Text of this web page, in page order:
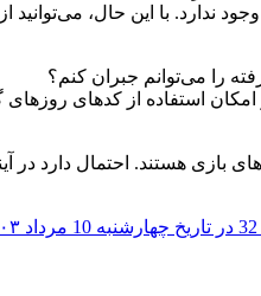
با این حال، می‌توانید
از کدهای روزهای
هستند. احتمال دارد در
مرداد ۱۴۰۳